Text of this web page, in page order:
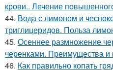
крови.. Лечение
44. Вода с лимоном и
триглицеридов. Польза
45. Осеннее размножение
черенками. Преимущества и
46. Как правильно копать